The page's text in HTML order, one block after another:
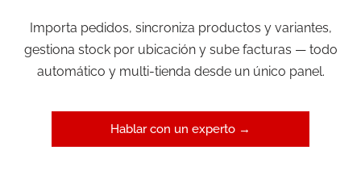
Importa pedidos, sincroniza productos y variantes,
gestiona stock por ubicación y sube facturas — todo
automático y multi-tienda desde un único panel.
Hablar con un experto →